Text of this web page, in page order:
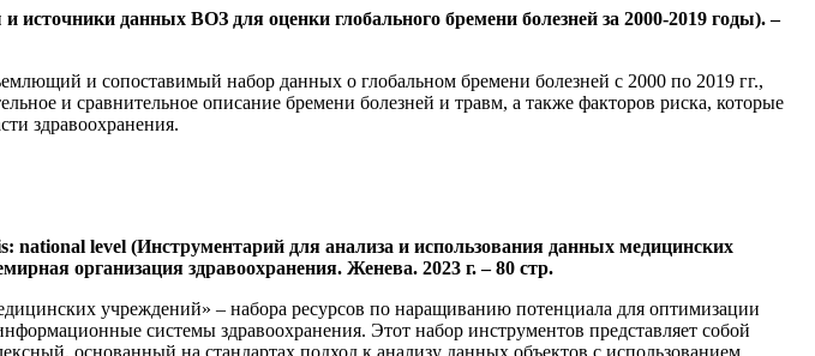
данных ВОЗ для оценки глобального бремени болезней за 2000-2019 годы). –
и сопоставимый набор данных о глобальном бремени болезней с 2000 по 2019 гг.,
и сравнительное описание бремени болезней и травм, а также факторов риска, которые
здравоохранения.
national level (Инструментарий для анализа и использования данных медицинских
организация здравоохранения. Женева. 2023 г. – 80 стр.
учреждений» – набора ресурсов по наращиванию потенциала для оптимизации
системы здравоохранения. Этот набор инструментов представляет собой
основанный на стандартах подход к анализу данных объектов с использованием